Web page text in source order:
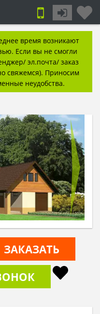
время возникают
Если вы не смогли
эл.почта/ заказ
свяжемся). Приносим
неудобства.
ЗАКАЗАТЬ